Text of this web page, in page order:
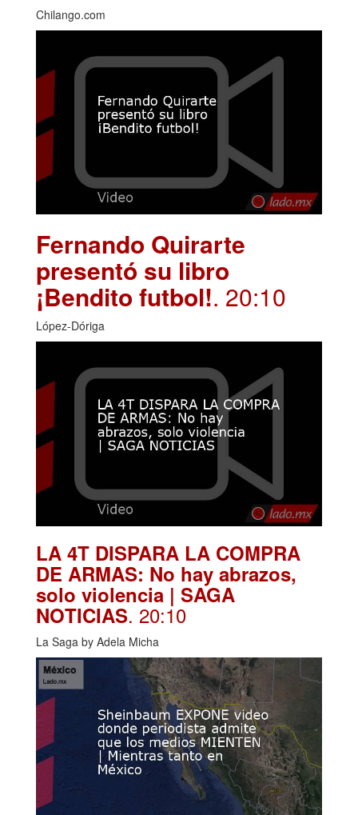
Chilango.com
Fernando Quirarte
presentó su libro
¡Bendito futbol!. 20:10
López-Dóriga
LA 4T DISPARA LA COMPRA
DE ARMAS: No hay abrazos,
solo violencia | SAGA
NOTICIAS. 20:10
La Saga by Adela Micha